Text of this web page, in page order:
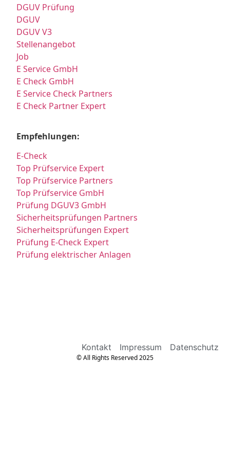
DGUV Prüfung
DGUV
DGUV V3
Stellenangebot
Job
E Service GmbH
E Check GmbH
E Service Check Partners
E Check Partner Expert
Empfehlungen:
E-Check
Top Prüfservice Expert
Top Prüfservice Partners
Top Prüfservice GmbH
Prüfung DGUV3 GmbH
Sicherheitsprüfungen Partners
Sicherheitsprüfungen Expert
Prüfung E-Check Expert
Prüfung elektrischer Anlagen
Kontakt Impressum Datenschutz
© All Rights Reserved 2025